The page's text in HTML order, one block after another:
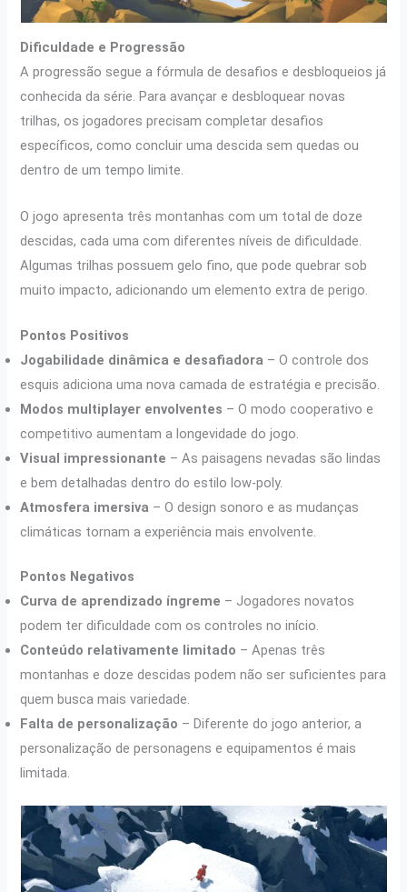
Dificuldade e Progressão
A progressão segue a fórmula de desafios e desbloqueios já
conhecida da série. Para avançar e desbloquear novas
trilhas, os jogadores precisam completar desafios
específicos, como concluir uma descida sem quedas ou
dentro de um tempo limite.
O jogo apresenta três montanhas com um total de doze
descidas, cada uma com diferentes níveis de dificuldade.
Algumas trilhas possuem gelo fino, que pode quebrar sob
muito impacto, adicionando um elemento extra de perigo.
Pontos Positivos
Jogabilidade dinâmica e desafiadora – O controle dos
esquis adiciona uma nova camada de estratégia e precisão.
Modos multiplayer envolventes – O modo cooperativo e
competitivo aumentam a longevidade do jogo.
Visual impressionante – As paisagens nevadas são lindas
e bem detalhadas dentro do estilo low-poly.
Atmosfera imersiva – O design sonoro e as mudanças
climáticas tornam a experiência mais envolvente.
Pontos Negativos
Curva de aprendizado íngreme – Jogadores novatos
podem ter dificuldade com os controles no início.
Conteúdo relativamente limitado – Apenas três
montanhas e doze descidas podem não ser suficientes para
quem busca mais variedade.
Falta de personalização – Diferente do jogo anterior, a
personalização de personagens e equipamentos é mais
limitada.